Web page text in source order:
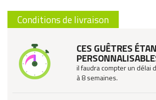
Conditions de livraison
CES GUÊTRES
il faudra compter un délai
à 8 semaines.